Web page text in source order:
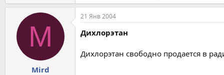
M
Mird
21 Янв 2004
Дихлорэтан
Дихлорэтан свободно продается в